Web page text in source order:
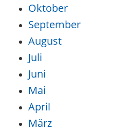
Oktober
September
August
Juli
Juni
Mai
April
März